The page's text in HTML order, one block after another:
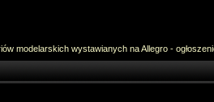
modelarskich wystawianych na Allegro -